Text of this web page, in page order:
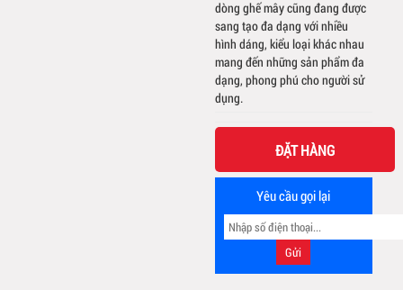
dòng ghế mây cũng đang được
sang tạo đa dạng với nhiều
hình dáng, kiểu loại khác nhau
mang đến những sản phẩm đa
dạng, phong phú cho người sử
dụng.
ĐẶT HÀNG
Yêu cầu gọi lại